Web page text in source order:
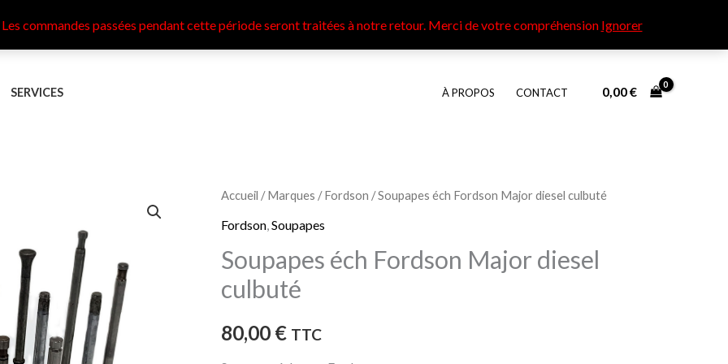
commandes passées pendant cette période seront traitées à notre retour​. Merci de votre compréhension Ignorer
SERVICES À PROPOS CONTACT 0,00€
Accueil /Marques /Fordson / Soupapes éch Fordson Major diesel culbuté
Fordson Soupapes
Soupapes éch Fordson Major diesel
culbuté
80,00 € TTC
quantité
de
éch
Fordson
diesel
culbuté